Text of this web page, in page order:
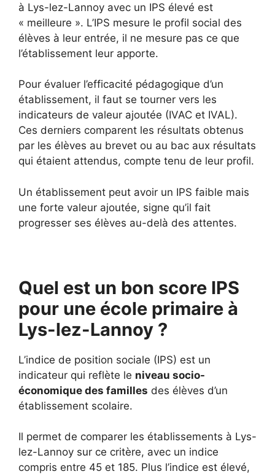
à Lys-lez-Lannoy avec un IPS élevé est
« meilleure ». L’IPS mesure le profil social des
élèves à leur entrée, il ne mesure pas ce que
l’établissement leur apporte.
Pour évaluer l’efficacité pédagogique d’un
établissement, il faut se tourner vers les
indicateurs de valeur ajoutée (IVAC et IVAL).
Ces derniers comparent les résultats obtenus
par les élèves au brevet ou au bac aux résultats
qui étaient attendus, compte tenu de leur profil.
Un établissement peut avoir un IPS faible mais
une forte valeur ajoutée, signe qu’il fait
progresser ses élèves au-delà des attentes.
Quel est un bon score IPS
pour une école primaire à
Lys-lez-Lannoy ?
L’indice de position sociale (IPS) est un
indicateur qui reflète le niveau socio-
économique des familles des élèves d’un
établissement scolaire.
Il permet de comparer les établissements à Lys-
lez-Lannoy sur ce critère, avec un indice
compris entre 45 et 185. Plus l’indice est élevé,